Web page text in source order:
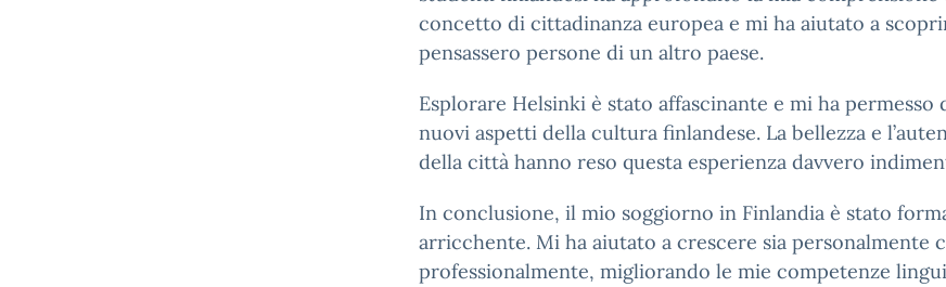
concetto di cittadinanza europea e mi ha aiutato a
pensassero persone di un altro paese.
Esplorare Helsinki è stato affascinante e mi ha permesso
nuovi aspetti della cultura finlandese. La bellezza e
della città hanno reso questa esperienza davvero
In conclusione, il mio soggiorno in Finlandia è stato
arricchente. Mi ha aiutato a crescere sia personalmente
professionalmente, migliorando le mie competenze